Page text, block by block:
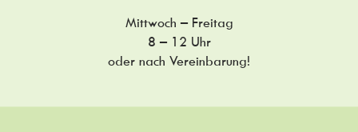
Mittwoch – Freitag
8 – 12 Uhr
oder nach Vereinbarung!